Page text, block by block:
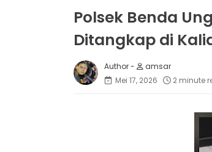
Polsek Benda
Ditangkap di
amsar
Mei 17, 2026
2 minute